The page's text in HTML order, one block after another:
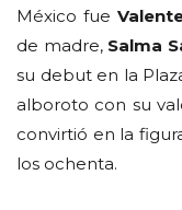
México fue
de madre, Salma
su debut en la
alboroto con su
convirtió en la
los ochenta.